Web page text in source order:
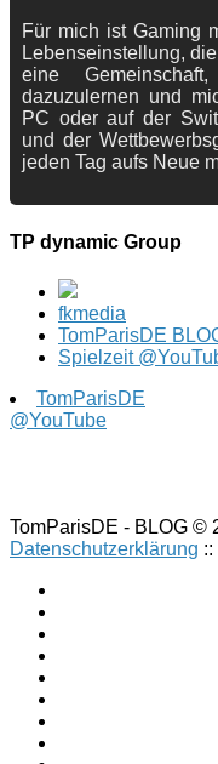
Für mich ist Gaming
Lebenseinstellung,
eine
dazuzulernen und
PC oder auf der
und der
jeden Tag aufs Neue
TP dynamic Group
fkmedia
TomParisDE
Spielzeit
TomParisDE
@YouTube
TomParisDE - BLOG ©
Datenschutzerklärung ::